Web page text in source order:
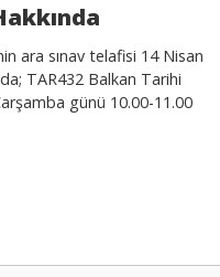
ara sınav telafisi 14 Nisan
TAR432 Balkan Tarihi
günü 10.00-11.00